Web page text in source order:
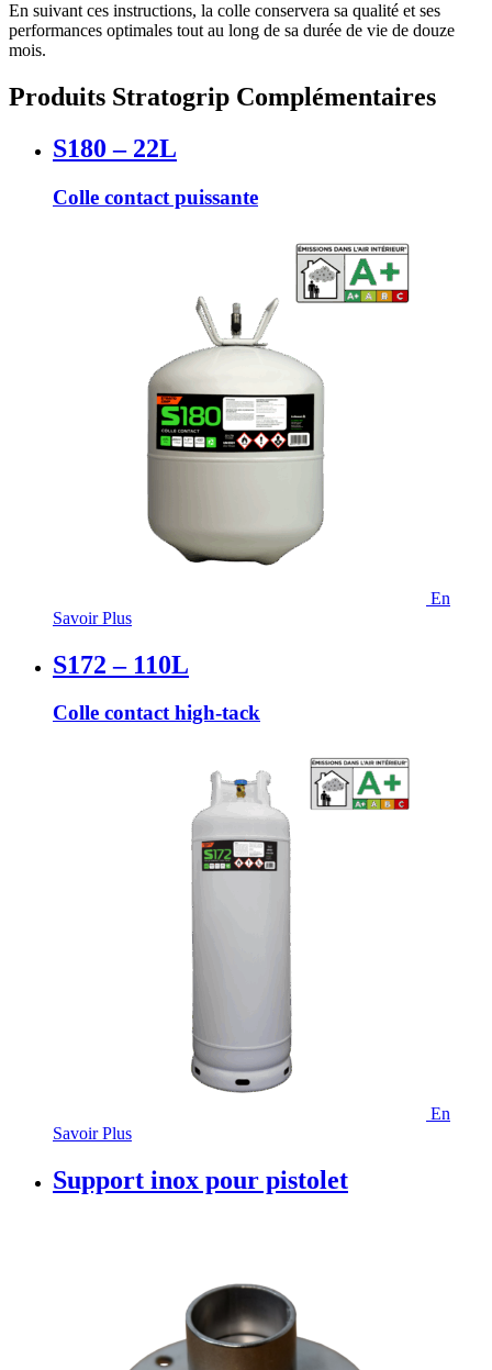
En suivant ces instructions, la colle conservera sa qualité et ses
performances optimales tout au long de sa durée de vie de douze
mois.
Produits Stratogrip Complémentaires
S180 – 22L
Colle contact puissante
En
Savoir Plus
S172 – 110L
Colle contact high-tack
En
Savoir Plus
Support inox pour pistolet